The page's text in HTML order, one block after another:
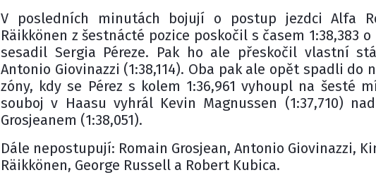
V posledních minutách bojují o postup jezdci Alfa
Räikkönen z šestnácté pozice poskočil s časem 1:38,383
sesadil Sergia Péreze. Pak ho ale přeskočil vlastní
Antonio Giovinazzi (1:38,114). Oba pak ale opět spadli do
zóny, kdy se Pérez s kolem 1:36,961 vyhoupl na šesté
souboj v Haasu vyhrál Kevin Magnussen (1:37,710)
Grosjeanem (1:38,051).
Dále nepostupují: Romain Grosjean, Antonio Giovinazzi,
Räikkönen, George Russell a Robert Kubica.